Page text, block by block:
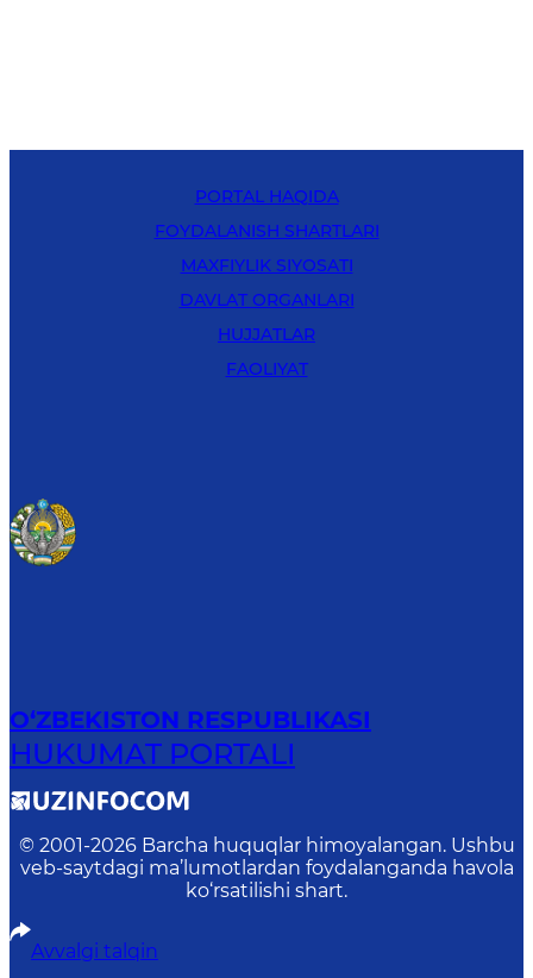
PORTAL HAQIDA
FOYDALANISH SHARTLARI
MAXFIYLIK SIYOSATI
DAVLAT ORGANLARI
HUJJATLAR
FAOLIYAT
O‘ZBEKISTON RESPUBLIKASI
HUKUMAT PORTALI
© 2001-2026 Barcha huquqlar himoyalangan. Ushbu
veb-saytdagi ma’lumotlardan foydalanganda havola
ko‘rsatilishi shart.
Avvalgi talqin